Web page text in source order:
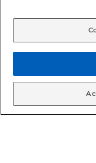
aviso prévio. O
© 2026